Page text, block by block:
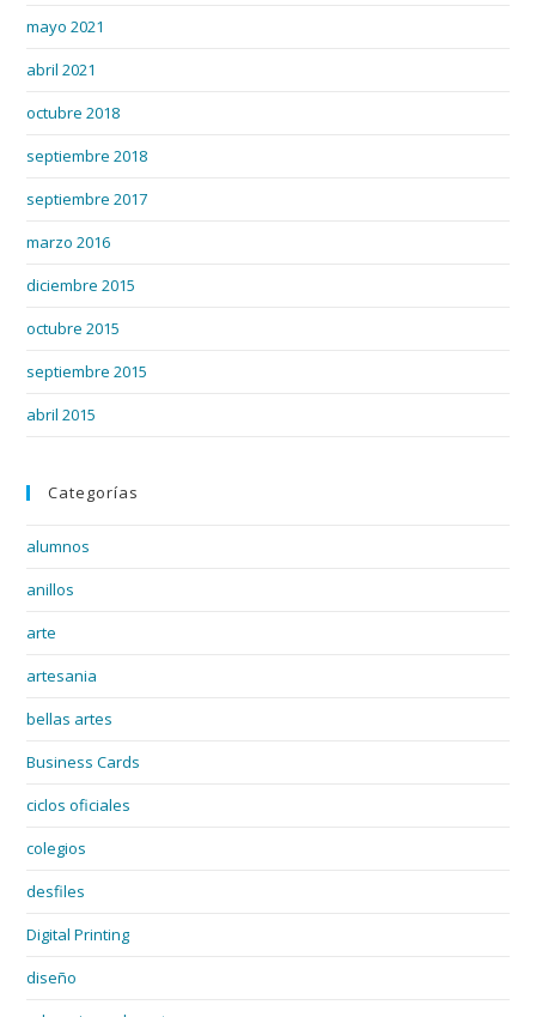
mayo 2021
abril 2021
octubre 2018
septiembre 2018
septiembre 2017
marzo 2016
diciembre 2015
octubre 2015
septiembre 2015
abril 2015
Categorías
alumnos
anillos
arte
artesania
bellas artes
Business Cards
ciclos oficiales
colegios
desfiles
Digital Printing
diseño